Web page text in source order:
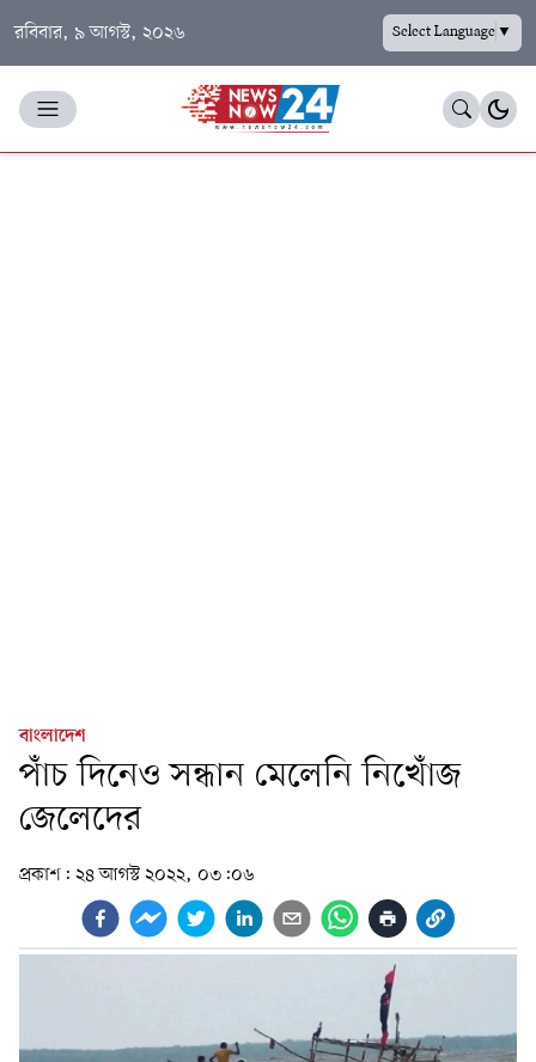
রবিবার, ৯ আগস্ট, ২০২৬ Select Language▼
বাংলাদেশ
পাঁচ দিনেও সন্ধান মেলেনি নিখোঁজ
জেলেদের
প্রকাশ: ২৪ আগস্ট ২০২২, ০৩:০৬